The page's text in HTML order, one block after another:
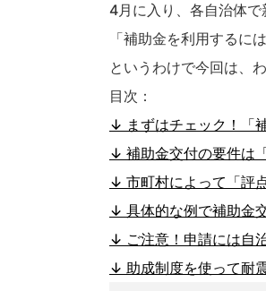
4月に入り、各自治体で
「補助金を利用するに
というわけで今回は、
目次：
↓ まずはチェック！「
↓ 補助金交付の要件は
↓ 市町村によって「評
↓ 具体的な例で補助金
↓ ご注意！申請には自
↓ 助成制度を使って耐